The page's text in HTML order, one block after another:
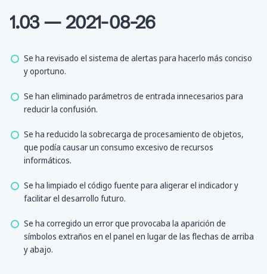
1.03 — 2021-08-26
Se ha revisado el sistema de alertas para hacerlo más conciso
y oportuno.
Se han eliminado parámetros de entrada innecesarios para
reducir la confusión.
Se ha reducido la sobrecarga de procesamiento de objetos,
que podía causar un consumo excesivo de recursos
informáticos.
Se ha limpiado el código fuente para aligerar el indicador y
facilitar el desarrollo futuro.
Se ha corregido un error que provocaba la aparición de
símbolos extraños en el panel en lugar de las flechas de arriba
y abajo.